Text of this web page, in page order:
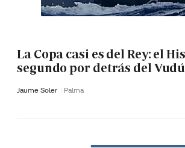
La Copa casi es del Rey: el
segundo por detrás del Vudú
Jaume Soler Palma